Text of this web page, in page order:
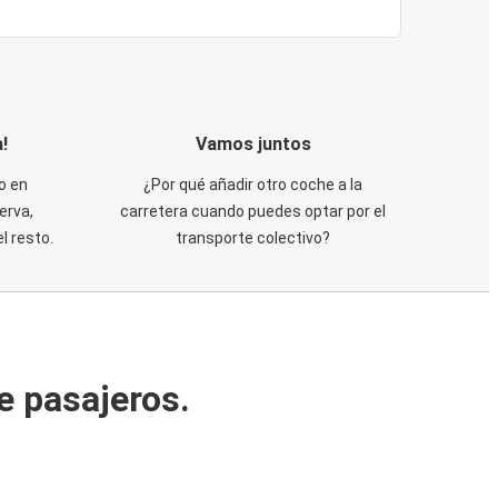
en
resto.
Vamos juntos
¿Por qué añadir otro coche a la
carretera cuando puedes optar por el
transporte colectivo?
pasajeros.